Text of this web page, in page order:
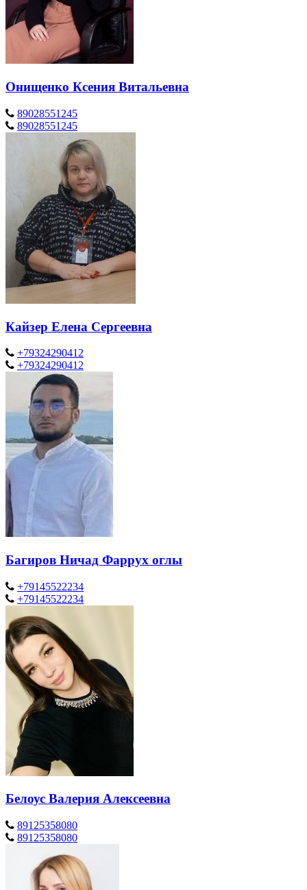
Онищенко Ксения Витальевна
89028551245
89028551245
Кайзер Елена Сергеевна
+79324290412
+79324290412
Багиров Ничад Фаррух оглы
+79145522234
+79145522234
Белоус Валерия Алексеевна
89125358080
89125358080